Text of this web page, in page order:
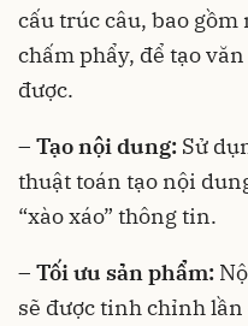
cấu trúc câu, bao
chấm phẩy, để tạo
được.
– Tạo nội dung: Sử
thuật toán tạo nội
“xào xáo” thông tin.
– Tối ưu sản phẩm:
sẽ được tinh chỉnh